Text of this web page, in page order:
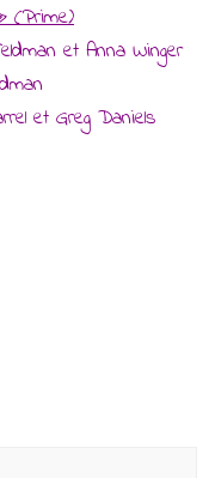
(Prime)
et Anna Winger
et Greg Daniels